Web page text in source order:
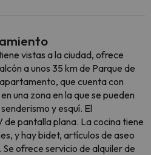
vistas a la ciudad, ofrece
a unos 35 km de Parque de
que cuenta con
una zona en la que se pueden
y esquí. El
pantalla plana. La cocina tiene
y hay bidet, artículos de aseo
ofrece servicio de alquiler de